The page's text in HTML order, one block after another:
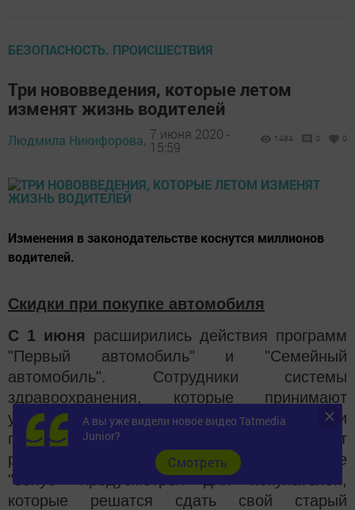
БЕЗОПАСНОСТЬ. ПРОИСШЕСТВИЯ
Три нововведения, которые летом
изменят жизнь водителей
Людмила Никифорова, 7 июня 2020 -
15:59
1484 0 0
Изменения в законодательстве коснутся миллионов
водителей.
Скидки при покупке автомобиля
С 1 июня расширились действия программ
"Первый автомобиль" и "Семейный
автомобиль". Сотрудники системы
здравоохранения, которые принимают
участие в борьбе с коронавирусом, при
покупке новой машины в кредит могут
рассчитывать на 10% скидку. Такой же
"бонус" предусмотрен для покупателей,
которые решатся сдать свой старый
А вы уже видели новое видео Tatmedia
Junior?
Cмотреть